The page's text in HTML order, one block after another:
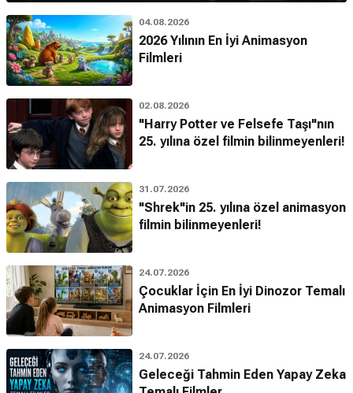
04.08.2026
2026 Yılının En İyi Animasyon
Filmleri
02.08.2026
"Harry Potter ve Felsefe Taşı"nın
25. yılına özel filmin bilinmeyenleri!
31.07.2026
"Shrek"in 25. yılına özel animasyon
filmin bilinmeyenleri!
24.07.2026
Çocuklar İçin En İyi Dinozor Temalı
Animasyon Filmleri
24.07.2026
Geleceği Tahmin Eden Yapay Zeka